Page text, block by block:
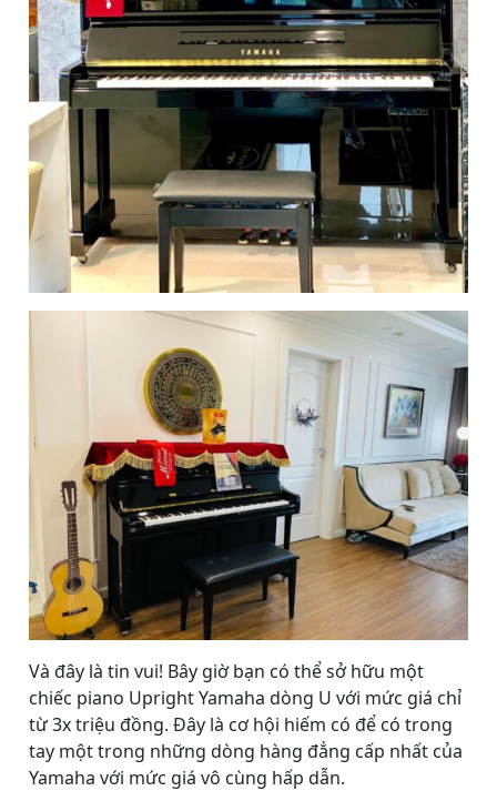
Và đây là tin vui! Bây giờ bạn có thể sở hữu một
chiếc piano Upright Yamaha dòng U với mức giá chỉ
từ 3x triệu đồng. Đây là cơ hội hiếm có để có trong
tay một trong những dòng hàng đẳng cấp nhất của
Yamaha với mức giá vô cùng hấp dẫn.